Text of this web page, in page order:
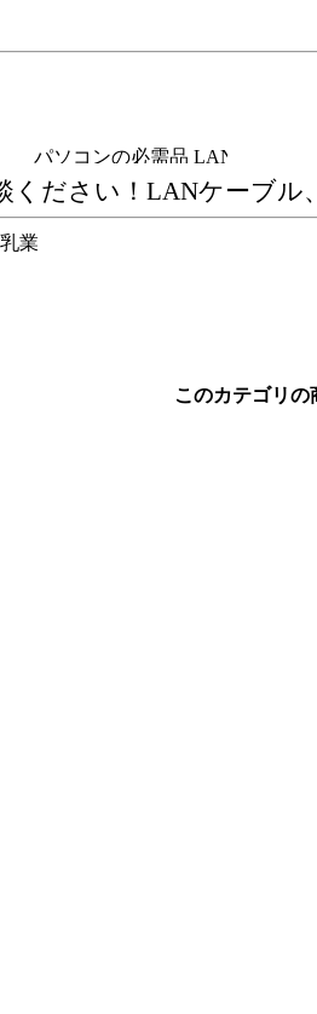
パソコンの必需品 LANケーブル
ください！LANケーブル
業
このカテゴリの